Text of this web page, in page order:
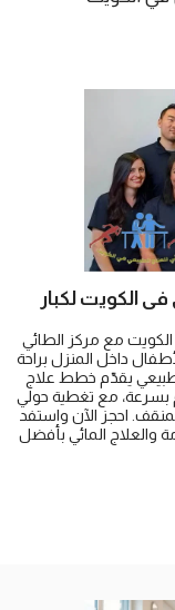
الكويت لكبار
مع مركز الطائي
داخل المنزل براحة
يقدّم خطط علاج
بسرعة، مع تغطية حولي
احجز الآن واستفد
والعلاج المائي بأفضل